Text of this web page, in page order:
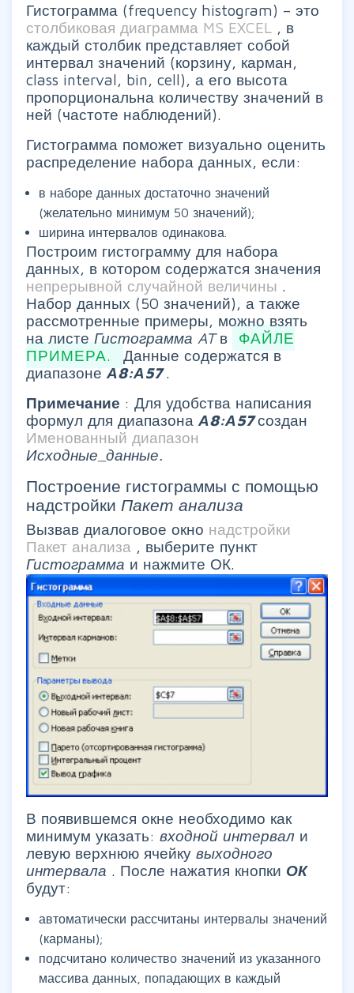
Гистограмма (frequency histogram) – это
столбиковая диаграмма MS EXCEL , в
каждый столбик представляет собой
интервал значений (корзину, карман,
class interval, bin, cell), а его высота
пропорциональна количеству значений в
ней (частоте наблюдений).
Гистограмма поможет визуально оценить
распределение набора данных, если:
в наборе данных достаточно значений
(желательно минимум 50 значений);
ширина интервалов одинакова.
Построим гистограмму для набора
данных, в котором содержатся значения
непрерывной случайной величины .
Набор данных (50 значений), а также
рассмотренные примеры, можно взять
на листе Гистограмма ATв
ФАЙЛЕ
ПРИМЕРА.
Данные содержатся в
диапазоне А8:А57.
Примечание : Для удобства написания
формул для диапазона А8:А57создан
Именованный диапазон
Исходные_данные.
Построение гистограммы с помощью
надстройки Пакет анализа
Вызвав диалоговое окно надстройки
Пакет анализа , выберите пункт
Гистограмма и нажмите ОК.
В появившемся окне необходимо как
минимум указать: входной интервал и
левую верхнюю ячейку выходного
интервала . После нажатия кнопки ОК
будут:
автоматически рассчитаны интервалы значений
(карманы);
подсчитано количество значений из указанного
массива данных, попадающих в каждый